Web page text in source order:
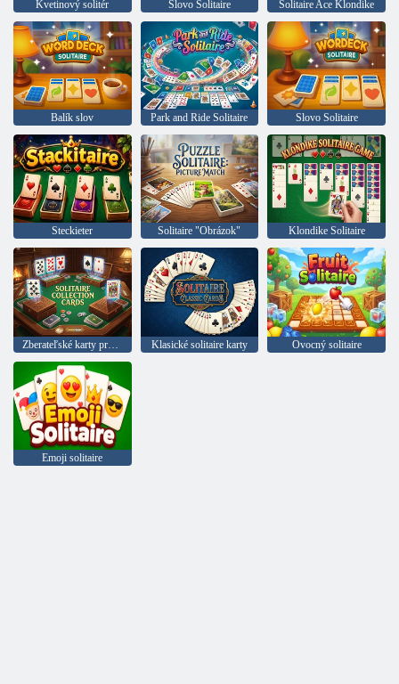
Kvetinový solitér Slovo Solitaire Solitaire Ace Klondike
Balík slov Park and Ride Solitaire Slovo Solitaire
Steckieter Solitaire "Obrázok" Klondike Solitaire
Zberateľské karty pre solitaire Klasické solitaire karty Ovocný solitaire
Emoji solitaire